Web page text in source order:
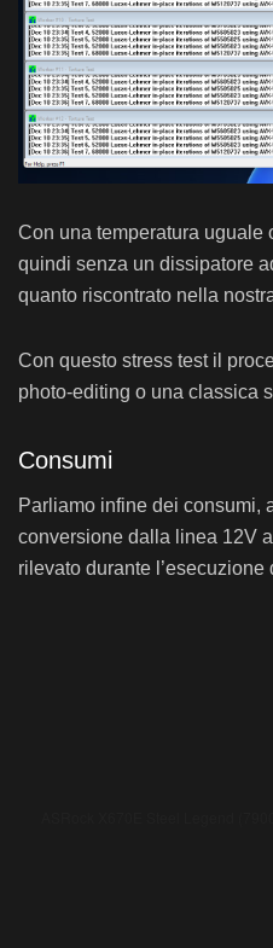
Con una temperatura uguale
quindi senza un dissipatore
quanto riscontrato nella
Con questo stress test il
photo-editing o una classica
Consumi
Parliamo infine dei consumi,
conversione dalla linea 12V
rilevato durante l’esecuzione